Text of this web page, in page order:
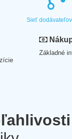
Sieť dodávateľov
Základné